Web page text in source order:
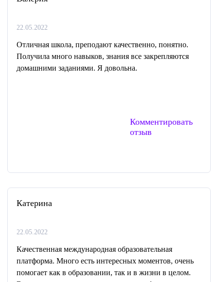
22.05.2022
Отличная школа, преподают качественно, понятно.
Получила много навыков, знания все закрепляются
домашними заданиями. Я довольна.
Комментировать
отзыв
Катерина
22.05.2022
Качественная международная образовательная
платформа. Много есть интересных моментов, очень
помогает как в образовании, так и в жизни в целом.